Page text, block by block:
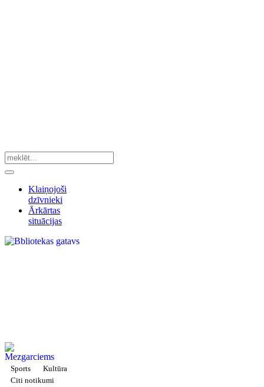
Klaiņojoši
dzīvnieki
Ārkārtas
situācijas
Sports
Kultūra
Citi notikumi